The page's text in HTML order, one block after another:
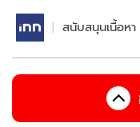
สนับสนุนเนื้อหา